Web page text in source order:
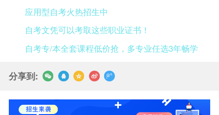
应用型自考火热招生中
自考文凭可以考取这些职业证书！
自考专/本全套课程低价抢，多专业任选3年畅学
分享到: